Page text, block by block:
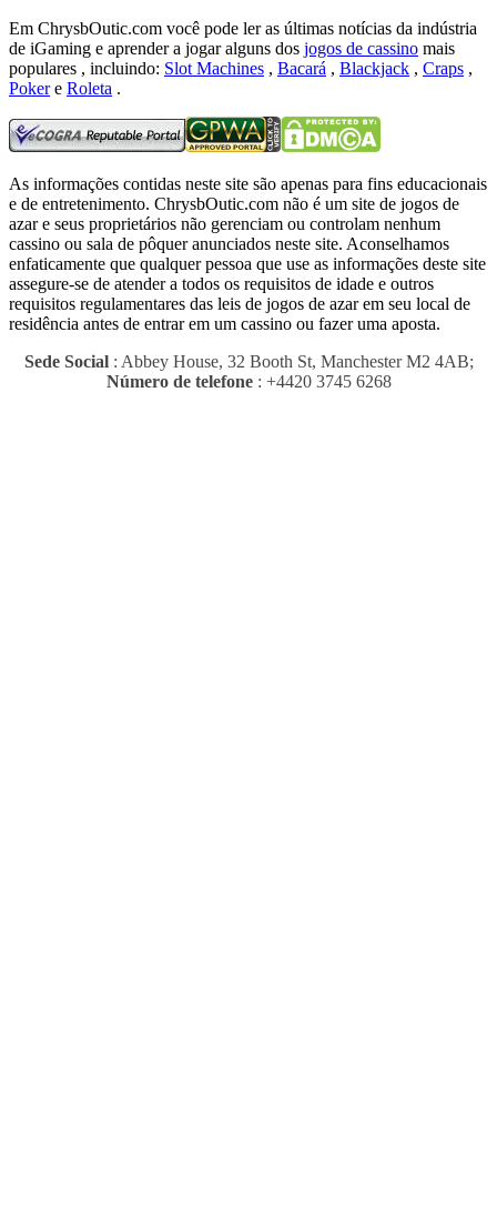
Em ChrysbOutic.com você pode ler as últimas notícias da indústria
de iGaming e aprender a jogar alguns dos jogos de cassino mais
populares , incluindo: Slot Machines , Bacará , Blackjack , Craps ,
Pokere Roleta .
As informações contidas neste site são apenas para fins educacionais
e de entretenimento. ChrysbOutic.com não é um site de jogos de
azar e seus proprietários não gerenciam ou controlam nenhum
cassino ou sala de pôquer anunciados neste site. Aconselhamos
enfaticamente que qualquer pessoa que use as informações deste site
assegure-se de atender a todos os requisitos de idade e outros
requisitos regulamentares das leis de jogos de azar em seu local de
residência antes de entrar em um cassino ou fazer uma aposta.
Sede Social: Abbey House, 32 Booth St, Manchester M2 4AB;
Número de telefone: +4420 3745 6268